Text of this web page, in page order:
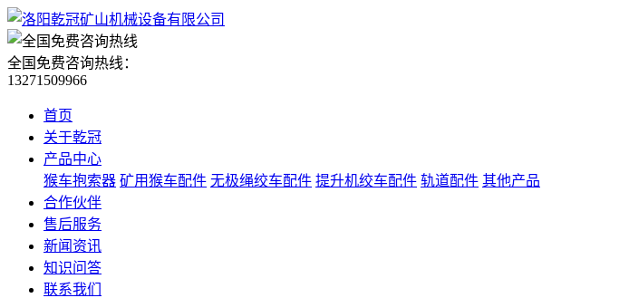
全国免费咨询热线：
13271509966
首页
关于乾冠
产品中心
猴车抱索器 矿用猴车配件 无极绳绞车配件 提升机绞车配件 轨道配件 其他产品
合作伙伴
售后服务
新闻资讯
知识问答
联系我们